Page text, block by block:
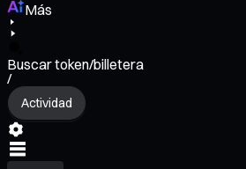
Más
Buscar token/billetera
/
Actividad